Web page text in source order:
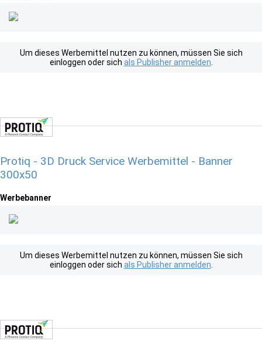
Um dieses Werbemittel nutzen zu können, müssen Sie sich
einloggen oder sich als Publisher anmelden
Protiq - 3D Druck Service Werbemittel - Banner
300x50
Werbebanner
Um dieses Werbemittel nutzen zu können, müssen Sie sich
einloggen oder sich als Publisher anmelden